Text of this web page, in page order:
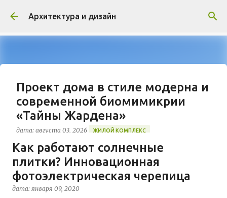
К основному контенту
Архитектура и дизайн
Проект дома в стиле модерна и
современной биомимикрии
«Тайны Жардена»
дата: августа 03, 2026 ЖИЛОЙ КОМПЛЕКС
В марте 2026 года в Монпелье завершилось
строительство знакового жилого комплекса
«Jardins Secrets» от бюро Vincent Callebaut
Architectures. Проект, расположенный на
территории бывшей пехотной школы (EAI) в
0
Как работают солнечные
плитки? Инновационная
фотоэлектрическая черепица
дата: января 09, 2020